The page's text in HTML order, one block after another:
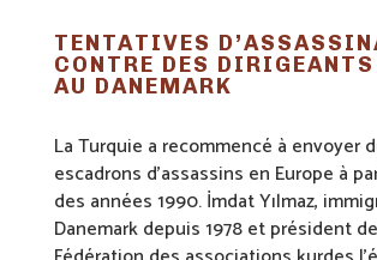
TENTATIVES
CONTRE DES DIRIGEANTS
AU DANEMARK
La Turquie a recommencé à envoyer
escadrons d’assassins en Europe à
des années 1990. İmdat Yılmaz,
Danemark depuis 1978 et président